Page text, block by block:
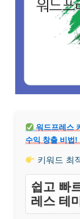
워드프레스
수익 창출 비법!
키워드 최
쉽고 빠
레스 테